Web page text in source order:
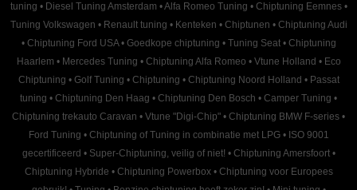
tuning • Diesel Tuning Amsterdam •Alfa Romeo Tuning • Chiptuning Eemnes •
Tuning Volkswagen • Renault tuning • Kenteken • Chiptunen • Chiptuning Audi
• Chiptuning Ford USA • Goedkope chiptuning • Tuning Seat • Chiptuning
Haarlem • Mercedes Tuning • Chiptuning Alfa Romeo • Vtune Holland • Eco
Chiptuning • Golf Tuning • Chiptuning • Chiptuning Noord Holland • Passat
tuning • Chiptuning Den Haag • Chiptuning Den Bosch • Camper Tuning •
Chiptuning trekauto Caravan • Vtune "Digi-Chip" • Chiptuning BMW F-series •
Ford Tuning • Chiptuning of Tuning in combinatie met LPG • ISO 9001
gecertificeerd • Super-Chiptuning, veilig of niet! • Chiptuning Amersfoort •
Chiptuning Hybride • Chiptuning Powerbox • Chiptuning voor Europees